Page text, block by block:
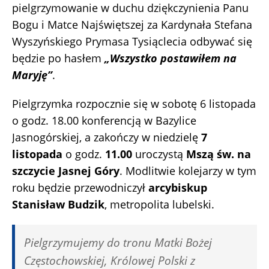
pielgrzymowanie w duchu dziękczynienia Panu
Bogu i Matce Najświętszej za Kardynała Stefana
Wyszyńskiego Prymasa Tysiąclecia odbywać się
będzie po hasłem „Wszystko postawiłem na
Maryję”.
Pielgrzymka rozpocznie się w sobotę 6 listopada
o godz. 18.00 konferencją w Bazylice
Jasnogórskiej, a zakończy w niedzielę 7
listopada o godz. 11.00 uroczystą Mszą św. na
szczycie Jasnej Góry. Modlitwie kolejarzy w tym
roku będzie przewodniczył arcybiskup
Stanisław Budzik, metropolita lubelski.
Pielgrzymujemy do tronu Matki Bożej
Częstochowskiej, Królowej Polski z